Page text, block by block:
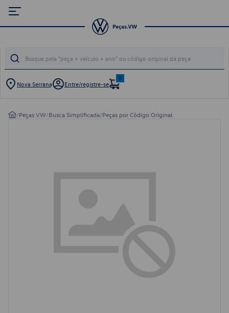
Nova Serrana Entre/registre-se
0
/Peças VW/Busca Simplificada/Peças por Código Original